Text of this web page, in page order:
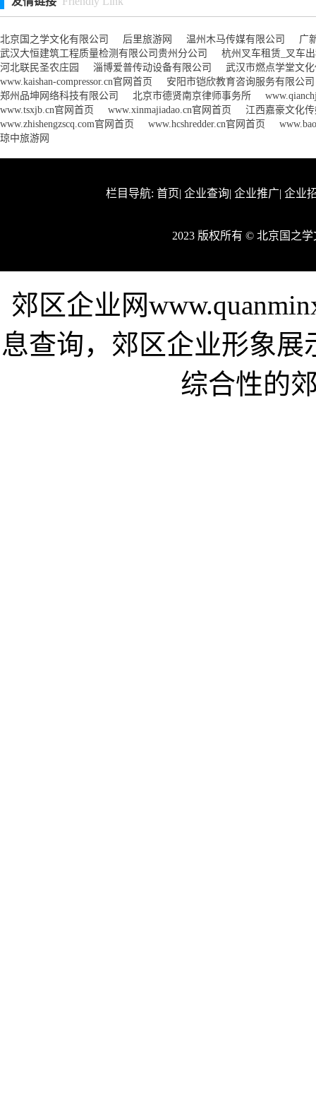
北京国之学文化有限公司 后里旅游网 温州木马传媒有限公司
广
武汉大恒建筑工程质量检测有限公司贵州分公司
杭州叉车租赁_叉车
河北联民圣农庄园
淄博爱普传动设备有限公司
武汉市燃点学堂文
www.kaishan-compressor.cn官网首页
安阳市铠欣教育咨询服务有限公司
郑州品坤网络科技有限公司
北京市德贤南京律师事务所
www.tsxjb.cn官网首页
www.xinmajiadao.cn官网首页
江西嘉豪文化
www.zhishengzscq.com官网首页
www.hcshredder.cn官网首页
琼中旅游网
栏目导航: 首页| 企业查询| 企业推广| 企业
2023 版权所有 © 北京国之
郊区企业网
息查询，郊区企业形象
综合性的